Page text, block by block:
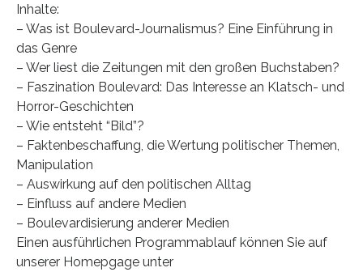
Inhalte:
– Was ist Boulevard-Journalismus? Eine Einführung in
das Genre
– Wer liest die Zeitungen mit den großen Buchstaben?
– Faszination Boulevard: Das Interesse an Klatsch- und
Horror-Geschichten
– Wie entsteht “Bild”?
– Faktenbeschaffung, die Wertung politischer Themen,
Manipulation
– Auswirkung auf den politischen Alltag
– Einfluss auf andere Medien
– Boulevardisierung anderer Medien
Einen ausführlichen Programmablauf können Sie auf
unserer Homepgage unter